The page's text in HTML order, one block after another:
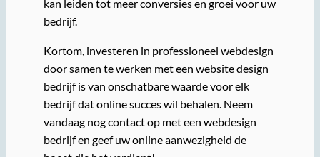
kan leiden tot meer conversies en groei voor uw
bedrijf.
Kortom, investeren in professioneel webdesign
door samen te werken met een website design
bedrijf is van onschatbare waarde voor elk
bedrijf dat online succes wil behalen. Neem
vandaag nog contact op met een webdesign
bedrijf en geef uw online aanwezigheid de